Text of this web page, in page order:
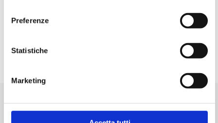
Preferenze
Statistiche
Marketing
Temperatura di esercizio: da -25 °C a +70 °C
Temperatura di stoccaggio: da -40 °C a +85
Prodotti correlati